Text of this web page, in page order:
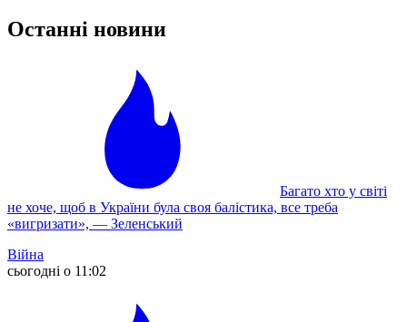
Останні новини
Багато хто у світі
не хоче, щоб в України була своя балістика, все треба
«вигризати», — Зеленський
Війна
сьогодні о 11:02